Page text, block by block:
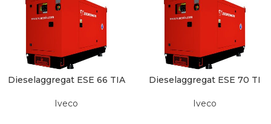
Dieselaggregat ESE 66 TIA
Iveco
Dieselaggregat ESE 70 TI
Iveco